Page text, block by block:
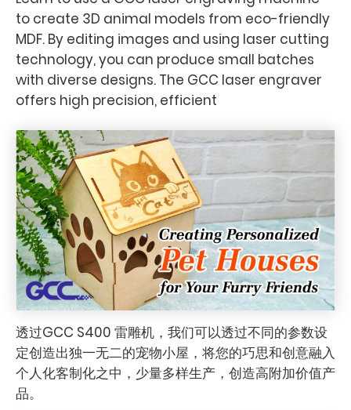
to create 3D animal models from eco-friendly
MDF. By editing images and using laser cutting
technology, you can produce small batches
with diverse designs. The GCC laser engraver
offers high precision, efficient
透过GCC S400 雷雕机，我们可以透过不同的参数设
定创造出独一无二的宠物小屋，将您的巧思和创意融入
个人化客制化之中，少量多样生产，创造高附加价值产
品。